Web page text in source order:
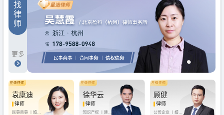
找
律
师
更多
袁康迪
律师
民事商事 丨 婚姻
徐华云
律师
知识产权 丨 建设
顾健
律师
公司企业 丨婚姻